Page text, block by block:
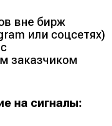
вне бирж
или соцсетях)
заказчиком
на сигналы: